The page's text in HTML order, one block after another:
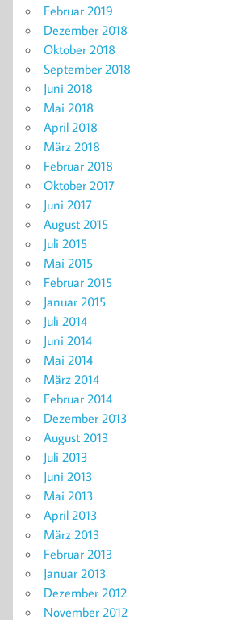
Februar 2019
Dezember 2018
Oktober 2018
September 2018
Juni 2018
Mai 2018
April 2018
März 2018
Februar 2018
Oktober 2017
Juni 2017
August 2015
Juli 2015
Mai 2015
Februar 2015
Januar 2015
Juli 2014
Juni 2014
Mai 2014
März 2014
Februar 2014
Dezember 2013
August 2013
Juli 2013
Juni 2013
Mai 2013
April 2013
März 2013
Februar 2013
Januar 2013
Dezember 2012
November 2012